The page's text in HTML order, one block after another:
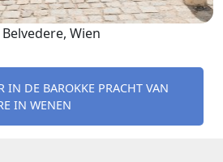
Wien
IN DE BAROKKE PRACHT VAN
IN WENEN